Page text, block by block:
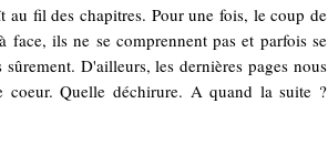
fil des chapitres. Pour une fois, le coup de
face, ils ne se comprennent pas et parfois se
D'ailleurs, les dernières pages nous
coeur. Quelle déchirure. A quand la suite ?